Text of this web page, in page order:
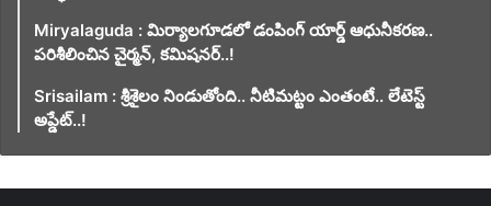
Miryalaguda : మిర్యాలగూడలో డంపింగ్ యార్డ్ ఆధునీకరణ..
పరిశీలించిన చైర్మన్, కమిషనర్..!
Srisailam : శ్రీశైలం నిండుతోంది.. నీటిమట్టం ఎంతంటే.. లేటెస్ట్
అప్డేట్..!